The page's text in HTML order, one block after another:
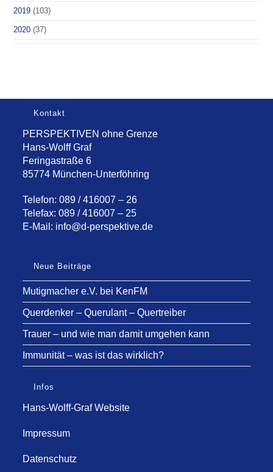
2019 (103)
2020 (37)
Kontakt
PERSPEKTIVEN ohne Grenze
Hans-Wolff Graf
Feringastraße 6
85774 München-Unterföhring
Telefon: 089 / 416007 – 26
Telefax: 089 / 416007 – 25
E-Mail: info@d-perspektive.de
Neue Beiträge
Mutigmacher e.V. bei KenFM
Querdenker – Querulant – Quertreiber
Trauer – und wie man damit umgehen kann
Immunität – was ist das wirklich?
Infos
Hans-Wolff-Graf Website
Impressum
Datenschutz